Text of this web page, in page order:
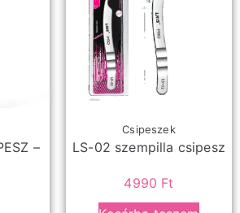
–
Csipeszek
LS-02 szempilla csipesz
4990 Ft